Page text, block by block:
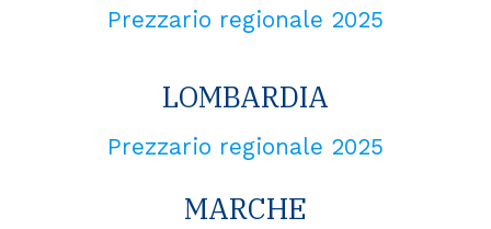
Prezzario regionale 2025
LOMBARDIA
Prezzario regionale 2025
MARCHE